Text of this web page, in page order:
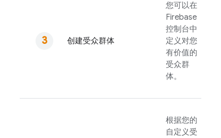
创建受众群体
您可以在
Firebase
控制台中
定义对您
有价值的
受众群
体。
根据您的
自定义受